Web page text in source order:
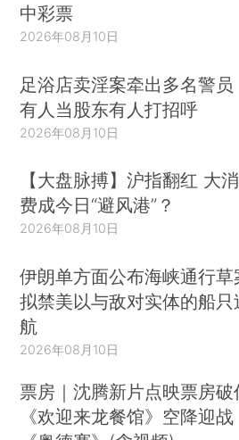
中彩票
2026年08月10日
足浴店卖淫案牵出多名警员
有人当股东有人打招呼
2026年08月10日
【大盘脉搏】沪指翻红 大消
费成今日“避风港”？
2026年08月10日
伊朗单方面公布海峡通行草
拟禁美以与敌对实体的船只
航
2026年08月10日
票房｜沈腾新片点映票房破
《欢迎来龙餐馆》空降迎战